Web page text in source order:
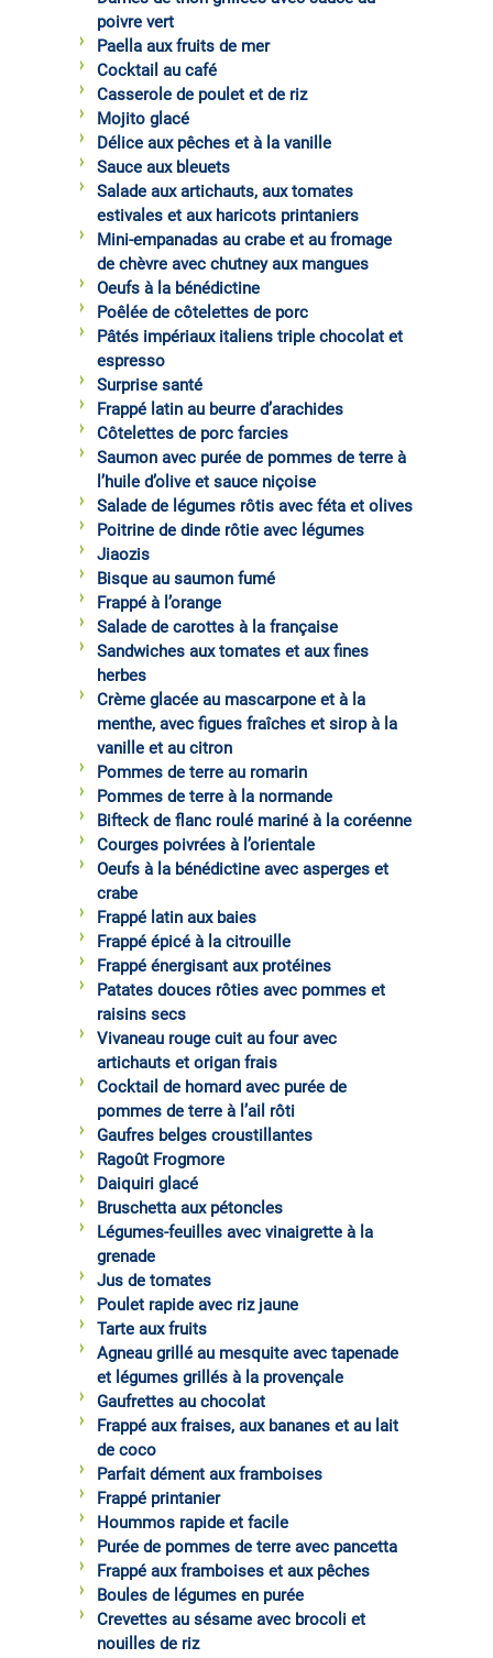
poivre vert
Paella aux fruits de mer
Cocktail au café
Casserole de poulet et de riz
Mojito glacé
Délice aux pêches et à la vanille
Sauce aux bleuets
Salade aux artichauts, aux tomates
estivales et aux haricots printaniers
Mini-empanadas au crabe et au fromage
de chèvre avec chutney aux mangues
Oeufs à la bénédictine
Poêlée de côtelettes de porc
Pâtés impériaux italiens triple chocolat et
espresso
Surprise santé
Frappé latin au beurre d’arachides
Côtelettes de porc farcies
Saumon avec purée de pommes de terre à
l’huile d’olive et sauce niçoise
Salade de légumes rôtis avec féta et olives
Poitrine de dinde rôtie avec légumes
Jiaozis
Bisque au saumon fumé
Frappé à l’orange
Salade de carottes à la française
Sandwiches aux tomates et aux fines
herbes
Crème glacée au mascarpone et à la
menthe, avec figues fraîches et sirop à la
vanille et au citron
Pommes de terre au romarin
Pommes de terre à la normande
Bifteck de flanc roulé mariné à la coréenne
Courges poivrées à l’orientale
Oeufs à la bénédictine avec asperges et
crabe
Frappé latin aux baies
Frappé épicé à la citrouille
Frappé énergisant aux protéines
Patates douces rôties avec pommes et
raisins secs
Vivaneau rouge cuit au four avec
artichauts et origan frais
Cocktail de homard avec purée de
pommes de terre à l’ail rôti
Gaufres belges croustillantes
Ragoût Frogmore
Daiquiri glacé
Bruschetta aux pétoncles
Légumes-feuilles avec vinaigrette à la
grenade
Jus de tomates
Poulet rapide avec riz jaune
Tarte aux fruits
Agneau grillé au mesquite avec tapenade
et légumes grillés à la provençale
Gaufrettes au chocolat
Frappé aux fraises, aux bananes et au lait
de coco
Parfait dément aux framboises
Frappé printanier
Hoummos rapide et facile
Purée de pommes de terre avec pancetta
Frappé aux framboises et aux pêches
Boules de légumes en purée
Crevettes au sésame avec brocoli et
nouilles de riz